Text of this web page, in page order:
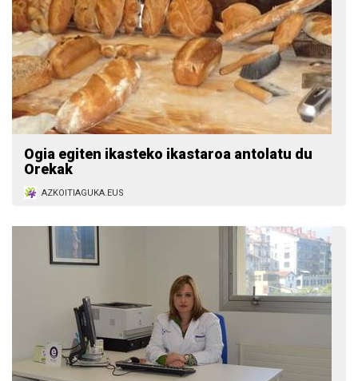
Ogia egiten ikasteko ikastaroa antolatu du
Orekak
AZKOITIAGUKA.EUS